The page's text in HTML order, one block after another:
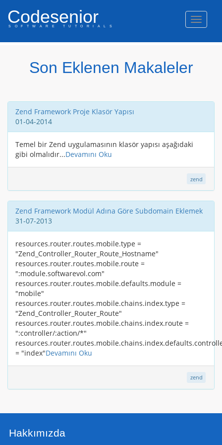
Codesenior
SOFTWARE TUTORIALS
Off/-
Off/-
Off/-
Off/-
50%
Off/-
50%
Off/-
Son Eklenen Makaleler
Zend Framework Proje Klasör Yapısı
01-04-2014
Temel bir Zend uygulamasının klasör yapısı aşağıdaki
gibi olmalıdır...Devamını Oku
zend
Zend Framework Modül Adına Göre Subdomain Eklemek
31-07-2013
resources.router.routes.mobile.type =
"Zend_Controller_Router_Route_Hostname"
resources.router.routes.mobile.route =
":module.softwarevol.com"
resources.router.routes.mobile.defaults.module =
"mobile"
resources.router.routes.mobile.chains.index.type =
"Zend_Controller_Router_Route"
resources.router.routes.mobile.chains.index.route =
":controller/:action/*"
= "index"Devamını Oku
zend
Hakkımızda